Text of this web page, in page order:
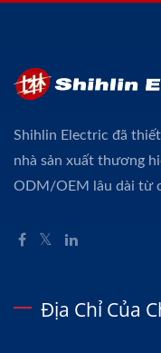
Shihlin Electric đã
nhà sản xuất thương
ODM/OEM lâu dài từ
Địa Chỉ Của